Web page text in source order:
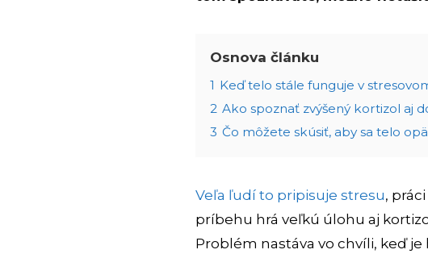
Osnova článku
1 Keď telo stále funguje v
2 Ako spoznať zvýšený kortizol aj
3 Čo môžete skúsiť, aby sa telo
Veľa ľudí to pripisuje stresu,
príbehu hrá veľkú úlohu aj
Problém nastáva vo chvíli, keď